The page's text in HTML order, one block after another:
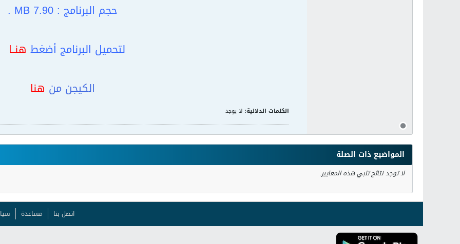
حجم البرنامج : 7.90 MB .
لتحميل البرنامج أضغط هنــا
الكيجن من هنا
الكلمات الدلالية: لا يوجد
المواضيع ذات الصلة
لا توجد نتائج تلبي هذه المعايير.
اتصل بنا مساعدة